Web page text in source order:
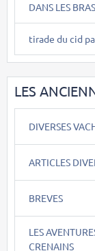
DANS LES
tirade du cid
LES
DIVERSES
ARTICLES
BREVES
LES
CRENAINS